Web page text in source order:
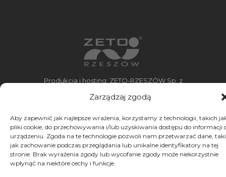
Zarządzaj zgodą
Aby zapewnić jak najlepsze wrażenia, korzystamy z technologii, takich
pliki cookie, do przechowywania i/lub uzyskiwania dostępu do informacji
urządzeniu. Zgoda na te technologie pozwoli nam przetwarzać dane,
jak zachowanie podczas przeglądania lub unikalne identyfikatory na tej
stronie. Brak wyrażenia zgody lub wycofanie zgody może niekorzystnie
wpłynąć na niektóre cechy i funkcje.
Produkcja i hosting: ZETO-RZESZÓW Sp. z
Dostawcą TV w firmie jest SGT S.A.